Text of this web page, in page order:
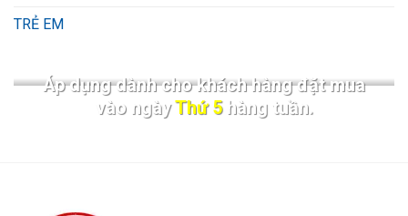
TRẺ EM
Áp dụng dành cho khách hàng đặt mua
vào ngàyThứ 5hàng tuần.